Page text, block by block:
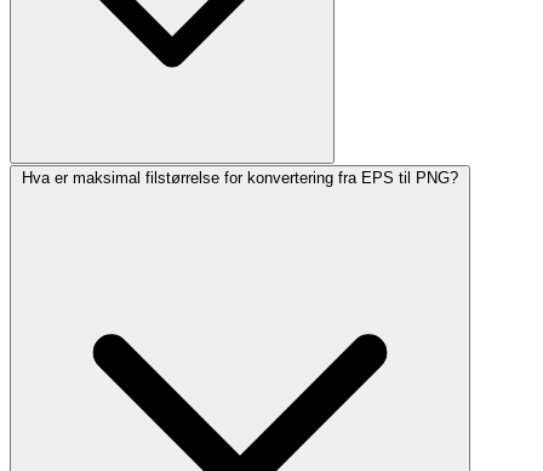
Hva er maksimal filstørrelse for konvertering fra EPS til PNG?